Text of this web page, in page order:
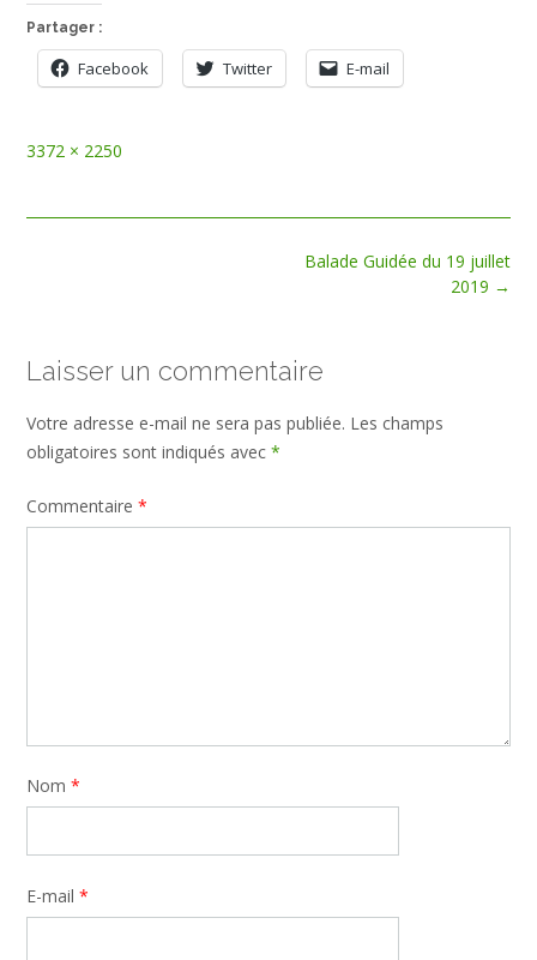
Partager :
Facebook Twitter E-mail
Full
3372 × 2250
Balade Guidée du 19 juillet
2019 →
Laisser un commentaire
Votre adresse e-mail ne sera pas publiée. Les champs
obligatoires sont indiqués avec *
Commentaire *
Nom *
E-mail *